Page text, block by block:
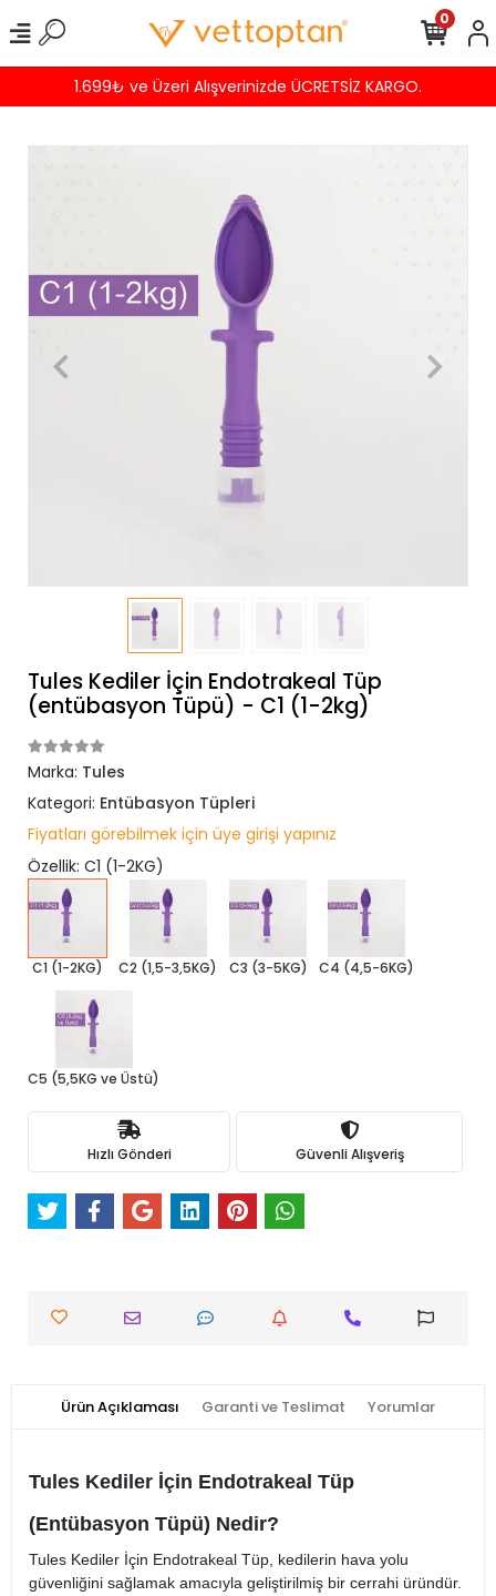
ve Üzeri Alışverinizde ÜCRETSİZ KARGO.
0
Tules Kediler İçin Endotrakeal Tüp
(entübasyon Tüpü) - C1 (1-2kg)
Marka: Tules
Kategori: Entübasyon Tüpleri
Fiyatları görebilmek için üye girişi yapınız
Özellik: C1 (1-2KG)
C1 (1-2KG) C2 (1,5-3,5KG) C3 (3-5KG) C4 (4,5-6KG)
C5 (5,5KG ve Üstü)
Hızlı Gönderi Güvenli Alışveriş
Ürün Açıklaması Garanti ve Teslimat Yorumlar
Tules Kediler İçin Endotrakeal Tüp
(Entübasyon Tüpü) Nedir?
Tules Kediler İçin Endotrakeal Tüp, kedilerin hava yolu
güvenliğini sağlamak amacıyla geliştirilmiş bir cerrahi üründür.